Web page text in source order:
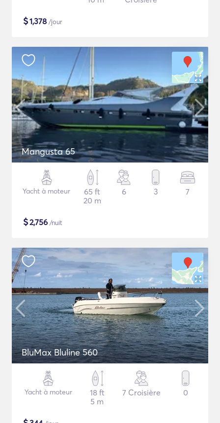
$1,378 /jour
Mangusta 65
Yacht à moteur
65 ft
20 m
6 3 7
$2,756 /nuit
BluMax Bluline 560
Yacht à moteur
18 ft
5 m
7 Croisière 0